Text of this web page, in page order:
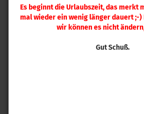
Es beginnt die Urlaubszeit, das merkt
mal wieder ein wenig länger dauert ;-)
wir können es nicht
Gut Schuß.